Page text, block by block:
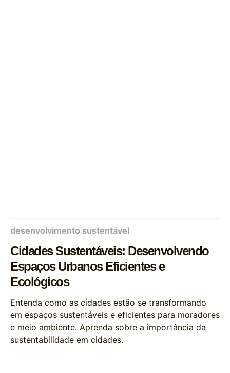
desenvolvimento sustentável
Cidades Sustentáveis: Desenvolvendo
Espaços Urbanos Eficientes e
Ecológicos
Entenda como as cidades estão se transformando
em espaços sustentáveis e eficientes para moradores
e meio ambiente. Aprenda sobre a importância da
sustentabilidade em cidades.